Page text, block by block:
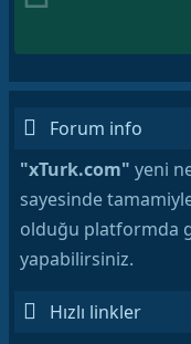
Forum info
"xTurk.com" yeni
sayesinde
olduğu platformda
yapabilirsiniz.
Hızlı linkler